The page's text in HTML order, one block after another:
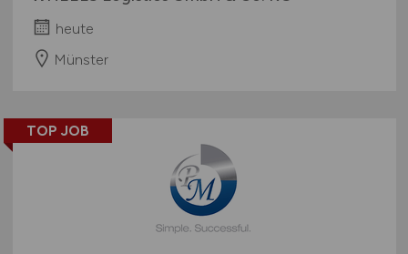
heute
Münster
TOP JOB